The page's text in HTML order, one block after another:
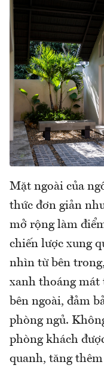
Mặt ngoài của
thức đơn giản
mở rộng làm
chiến lược xung
nhìn từ bên
xanh thoáng
bên ngoài, đảm
phòng ngủ.
phòng khách
quanh, tăng